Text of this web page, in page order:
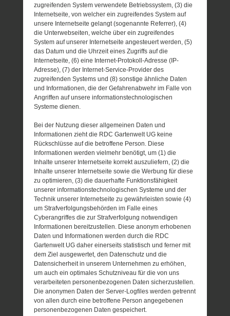
zugreifenden System verwendete Betriebssystem, (3) die
Internetseite, von welcher ein zugreifendes System auf
unsere Internetseite gelangt (sogenannte Referrer), (4)
die Unterwebseiten, welche über ein zugreifendes
System auf unserer Internetseite angesteuert werden, (5)
das Datum und die Uhrzeit eines Zugriffs auf die
Internetseite, (6) eine Internet-Protokoll-Adresse (IP-
Adresse), (7) der Internet-Service-Provider des
zugreifenden Systems und (8) sonstige ähnliche Daten
und Informationen, die der Gefahrenabwehr im Falle von
Angriffen auf unsere informationstechnologischen
Systeme dienen.
Bei der Nutzung dieser allgemeinen Daten und
Informationen zieht die RDC Gartenwelt UG keine
Rückschlüsse auf die betroffene Person. Diese
Informationen werden vielmehr benötigt, um (1) die
Inhalte unserer Internetseite korrekt auszuliefern, (2) die
Inhalte unserer Internetseite sowie die Werbung für diese
zu optimieren, (3) die dauerhafte Funktionsfähigkeit
unserer informationstechnologischen Systeme und der
Technik unserer Internetseite zu gewährleisten sowie (4)
um Strafverfolgungsbehörden im Falle eines
Cyberangriffes die zur Strafverfolgung notwendigen
Informationen bereitzustellen. Diese anonym erhobenen
Daten und Informationen werden durch die RDC
Gartenwelt UG daher einerseits statistisch und ferner mit
dem Ziel ausgewertet, den Datenschutz und die
Datensicherheit in unserem Unternehmen zu erhöhen,
um auch ein optimales Schutzniveau für die von uns
verarbeiteten personenbezogenen Daten sicherzustellen.
Die anonymen Daten der Server-Logfiles werden getrennt
von allen durch eine betroffene Person angegebenen
personenbezogenen Daten gespeichert.